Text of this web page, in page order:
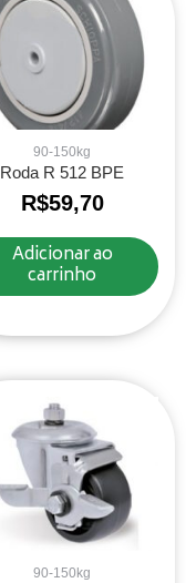
90-150kg
Roda R 512 BPE
R$59,70
Adicionar ao
carrinho
90-150kg